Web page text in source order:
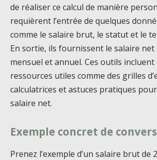
de réaliser ce calcul de manière
requièrent l’entrée de quelques
comme le salaire brut, le statut et le
En sortie, ils fournissent le salaire
mensuel et annuel. Ces outils
ressources utiles comme des grilles
calculatrices et astuces pratiques
salaire net.
Exemple concret de
Prenez l’exemple d’un salaire brut de